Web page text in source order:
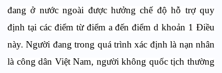
đang ở nước ngoài được hưởng chế độ hỗ trợ quy
định tại các điểm từ điểm a đến điểm d khoản 1 Điều
này. Người đang trong quá trình xác định là nạn nhân
là công dân Việt Nam, người không quốc tịch thường